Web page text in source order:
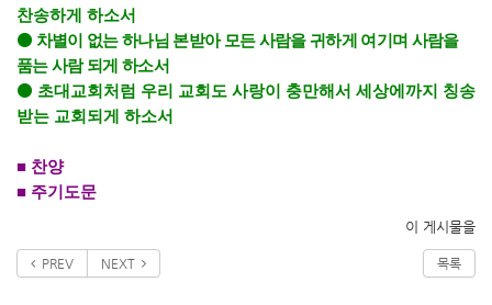
찬송하게 하소서
⚫ 차별이 없는 하나님 본받아 모든 사람을 귀하게 여기며 사람을
품는 사람 되게 하소서
⚫ 초대교회처럼 우리 교회도 사랑이 충만해서 세상에까지 칭송
받는 교회되게 하소서
■ 찬양
■ 주기도문
이 게시물을
PREV NEXT 목록